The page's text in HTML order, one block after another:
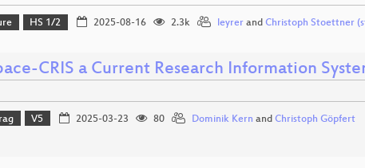
HS 1/2 2025-08-16 2.3k leyrerand Christoph Stoettner
CRIS a Current Research Information
V5 2025-03-23 80 Dominik Kern and Christoph Göpfert